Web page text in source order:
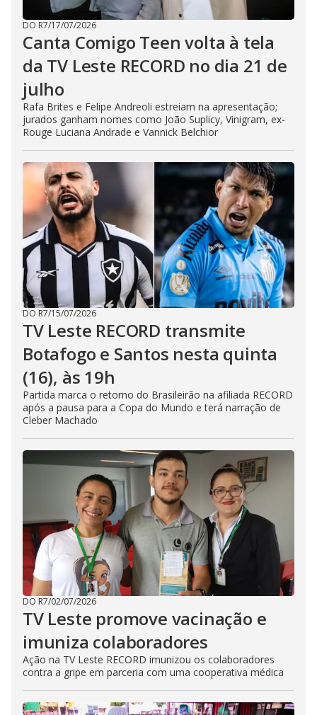
DO R7/17/07/2026
Canta Comigo Teen volta à tela
da TV Leste RECORD no dia 21 de
julho
Rafa Brites e Felipe Andreoli estreiam na apresentação;
jurados ganham nomes como João Suplicy, Vinigram, ex-
Rouge Luciana Andrade e Vannick Belchior
DO R7/15/07/2026
TV Leste RECORD transmite
Botafogo e Santos nesta quinta
(16), às 19h
Partida marca o retorno do Brasileirão na afiliada RECORD
após a pausa para a Copa do Mundo e terá narração de
Cleber Machado
DO R7/02/07/2026
TV Leste promove vacinação e
imuniza colaboradores
Ação na TV Leste RECORD imunizou os colaboradores
contra a gripe em parceria com uma cooperativa médica